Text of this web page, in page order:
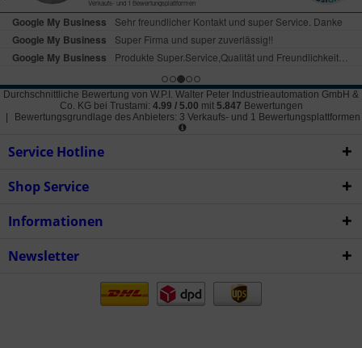
Durchschnittliche Bewertung von W.P.I. Walter Peter Industrieautomation GmbH &
Co. KG bei Trustami: 4.99 / 5.00 mit 5.847 Bewertungen
Bewertungsgrundlage des Anbieters: 3 Verkaufs- und 1 Bewertungsplattformen
Service Hotline
Shop Service
Informationen
Newsletter